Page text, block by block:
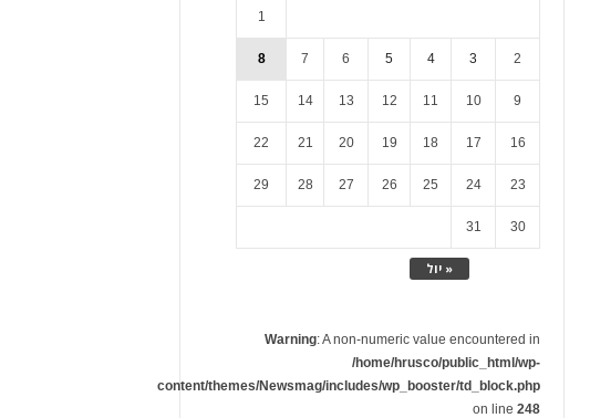
« יול
1
2
3
4
5
6
7
8
9
10
11
12
13
14
15
16
17
18
19
20
21
22
23
24
25
26
27
28
29
30
31
Warning: A non-numeric value encountered in
/home/hrusco/public_html/wp-
content/themes/Newsmag/includes/wp_booster/td_block.php
on line248